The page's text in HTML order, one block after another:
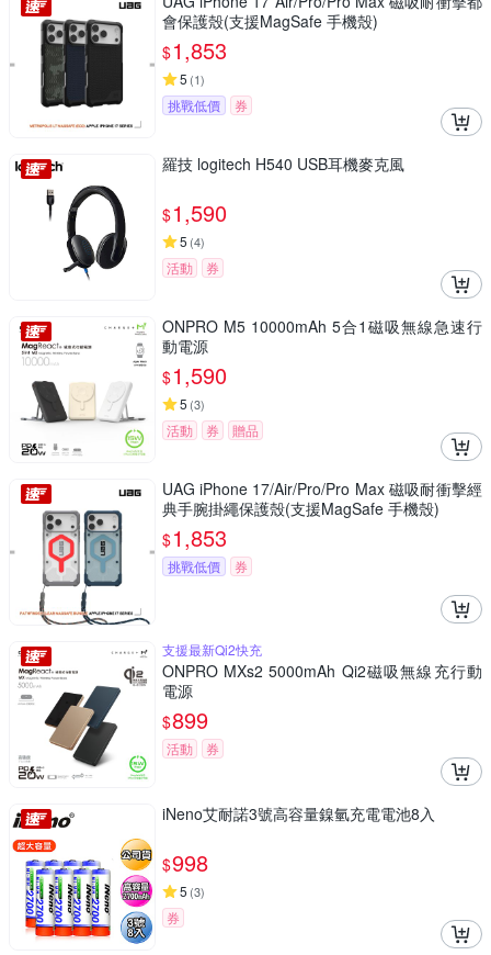
會保護殼(支援MagSafe 手機殼)
$1,853
5 (1)
挑戰低價 券
羅技 logitech H540 USB耳機麥克風
$1,590
5 (4)
活動 券
ONPRO M5 10000mAh 5合1磁吸無線急速行
動電源
$1,590
5 (3)
活動 券 贈品
UAG iPhone 17/Air/Pro/Pro Max 磁吸耐衝擊經
典手腕掛繩保護殼(支援MagSafe 手機殼)
$1,853
挑戰低價 券
支援最新Qi2快充
ONPRO MXs2 5000mAh Qi2磁吸無線充行動
電源
$899
活動 券
iNeno艾耐諾3號高容量鎳氫充電電池8入
$998
5 (3)
券